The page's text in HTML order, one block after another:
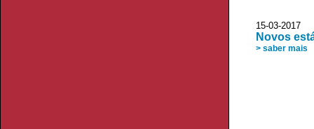
15-03-2017
Novos
> saber mais